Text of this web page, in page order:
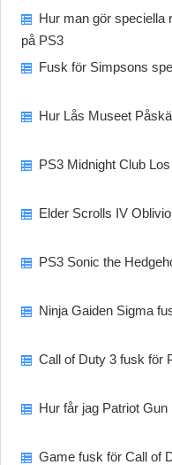
Hur man gör speciella
på PS3
Fusk för Simpsons
Hur Lås Museet
PS3 Midnight Club
Elder Scrolls IV
PS3 Sonic the
Ninja Gaiden Sigma
Call of Duty 3 fusk för
Hur får jag Patriot
Game fusk för Call of